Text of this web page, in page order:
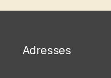
Adresses